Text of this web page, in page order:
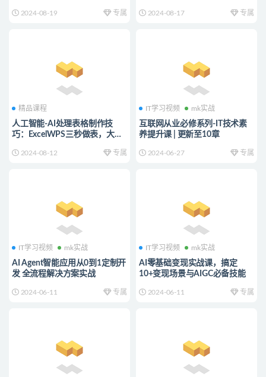
2024-08-19 专属 2024-08-17 专属
精品课程
人工智能-AI处理表格制作技
巧：ExcelWPS三秒做表，大神
2024-08-12 专属
IT学习视频 mk实战
互联网从业必修系列-IT技术素
养提升课 | 更新至10章
2024-06-27 专属
IT学习视频 mk实战
AI Agent智能应用从0到1定制开
发 全流程解决方案实战
2024-06-11 专属
IT学习视频 mk实战
AI零基础变现实战课，搞定
10+变现场景与AIGC必备技能
2024-06-11 专属